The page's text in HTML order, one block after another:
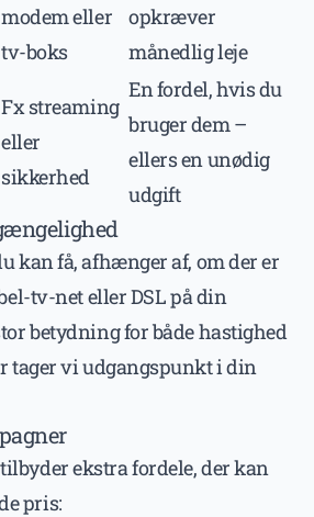
modem eller
tv-boks
opkræver
månedlig leje
Fx streaming
eller
sikkerhed
En fordel, hvis du
bruger dem –
ellers en unødig
udgift
kan få, afhænger af, om der er
tv-net eller DSL på din
betydning for både hastighed
tager vi udgangspunkt i din
ekstra fordele, der kan
pris: